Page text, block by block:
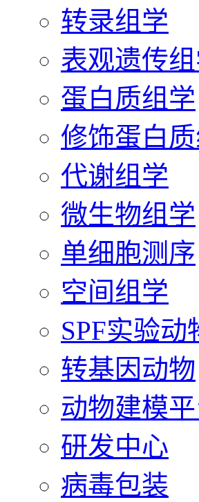
转录组学
表观遗传
蛋白质组学
修饰蛋白
代谢组学
微生物组学
单细胞测序
空间组学
SPF实验动
转基因动物
动物建模
研发中心
病毒包装